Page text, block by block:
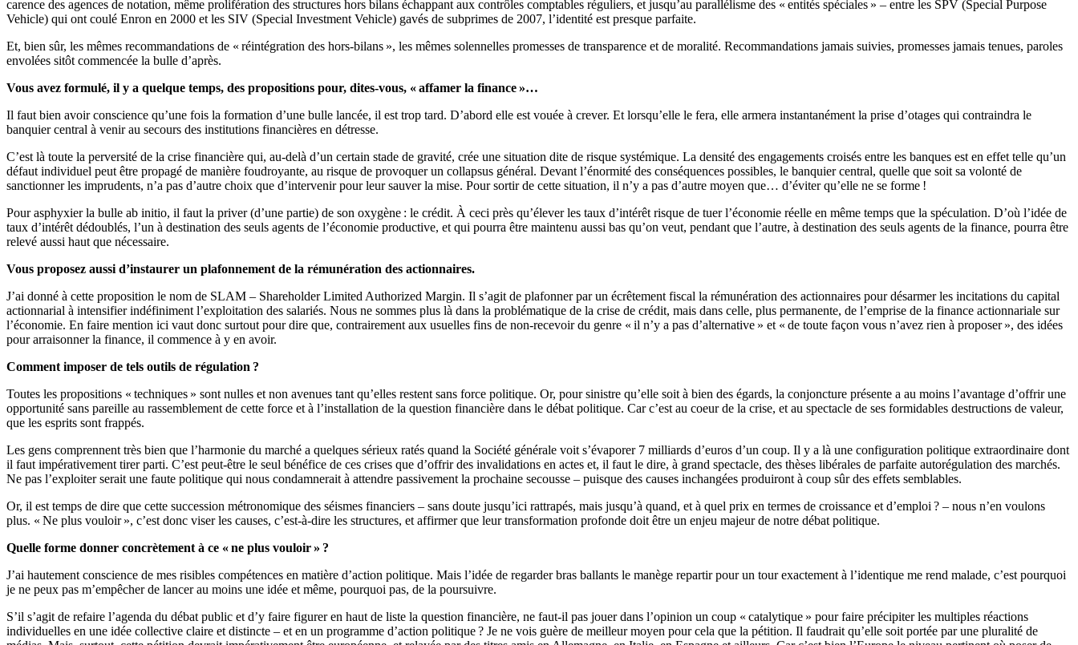
carence des agences de notation, même prolifération des structures hors bilans échappant aux contrôles comptables réguliers, et jusqu’au parallélisme des « entités spéciales » – entre les SPV (Special Purpose
Vehicle) qui ont coulé Enron en 2000 et les SIV (Special Investment Vehicle) gavés de subprimes de 2007, l’identité est presque parfaite.
Et, bien sûr, les mêmes recommandations de « réintégration des hors-bilans », les mêmes solennelles promesses de transparence et de moralité. Recommandations jamais suivies, promesses jamais tenues, paroles
envolées sitôt commencée la bulle d’après.
Vous avez formulé, il y a quelque temps, des propositions pour, dites-vous, « affamer la finance »…
Il faut bien avoir conscience qu’une fois la formation d’une bulle lancée, il est trop tard. D’abord elle est vouée à crever. Et lorsqu’elle le fera, elle armera instantanément la prise d’otages qui contraindra le
banquier central à venir au secours des institutions financières en détresse.
C’est là toute la perversité de la crise financière qui, au-delà d’un certain stade de gravité, crée une situation dite de risque systémique. La densité des engagements croisés entre les banques est en effet telle qu’un
défaut individuel peut être propagé de manière foudroyante, au risque de provoquer un collapsus général. Devant l’énormité des conséquences possibles, le banquier central, quelle que soit sa volonté de
sanctionner les imprudents, n’a pas d’autre choix que d’intervenir pour leur sauver la mise. Pour sortir de cette situation, il n’y a pas d’autre moyen que… d’éviter qu’elle ne se forme !
Pour asphyxier la bulle ab initio, il faut la priver (d’une partie) de son oxygène : le crédit. À ceci près qu’élever les taux d’intérêt risque de tuer l’économie réelle en même temps que la spéculation. D’où l’idée de
taux d’intérêt dédoublés, l’un à destination des seuls agents de l’économie productive, et qui pourra être maintenu aussi bas qu’on veut, pendant que l’autre, à destination des seuls agents de la finance, pourra être
relevé aussi haut que nécessaire.
Vous proposez aussi d’instaurer un plafonnement de la rémunération des actionnaires.
J’ai donné à cette proposition le nom de SLAM – Shareholder Limited Authorized Margin. Il s’agit de plafonner par un écrêtement fiscal la rémunération des actionnaires pour désarmer les incitations du capital
actionnarial à intensifier indéfiniment l’exploitation des salariés. Nous ne sommes plus là dans la problématique de la crise de crédit, mais dans celle, plus permanente, de l’emprise de la finance actionnariale sur
l’économie. En faire mention ici vaut donc surtout pour dire que, contrairement aux usuelles fins de non-recevoir du genre « il n’y a pas d’alternative » et « de toute façon vous n’avez rien à proposer », des idées
pour arraisonner la finance, il commence à y en avoir.
Comment imposer de tels outils de régulation ?
Toutes les propositions « techniques » sont nulles et non avenues tant qu’elles restent sans force politique. Or, pour sinistre qu’elle soit à bien des égards, la conjoncture présente a au moins l’avantage d’offrir une
opportunité sans pareille au rassemblement de cette force et à l’installation de la question financière dans le débat politique. Car c’est au coeur de la crise, et au spectacle de ses formidables destructions de valeur,
que les esprits sont frappés.
Les gens comprennent très bien que l’harmonie du marché a quelques sérieux ratés quand la Société générale voit s’évaporer 7 milliards d’euros d’un coup. Il y a là une configuration politique extraordinaire dont
il faut impérativement tirer parti. C’est peut-être le seul bénéfice de ces crises que d’offrir des invalidations en actes et, il faut le dire, à grand spectacle, des thèses libérales de parfaite autorégulation des marchés.
Ne pas l’exploiter serait une faute politique qui nous condamnerait à attendre passivement la prochaine secousse – puisque des causes inchangées produiront à coup sûr des effets semblables.
Or, il est temps de dire que cette succession métronomique des séismes financiers – sans doute jusqu’ici rattrapés, mais jusqu’à quand, et à quel prix en termes de croissance et d’emploi ? – nous n’en voulons
plus. « Ne plus vouloir », c’est donc viser les causes, c’est-à-dire les structures, et affirmer que leur transformation profonde doit être un enjeu majeur de notre débat politique.
Quelle forme donner concrètement à ce « ne plus vouloir » ?
J’ai hautement conscience de mes risibles compétences en matière d’action politique. Mais l’idée de regarder bras ballants le manège repartir pour un tour exactement à l’identique me rend malade, c’est pourquoi
je ne peux pas m’empêcher de lancer au moins une idée et même, pourquoi pas, de la poursuivre.
S’il s’agit de refaire l’agenda du débat public et d’y faire figurer en haut de liste la question financière, ne faut-il pas jouer dans l’opinion un coup « catalytique » pour faire précipiter les multiples réactions
individuelles en une idée collective claire et distincte – et en un programme d’action politique ? Je ne vois guère de meilleur moyen pour cela que la pétition. Il faudrait qu’elle soit portée par une pluralité de